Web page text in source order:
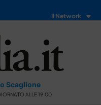
Il Network
Scaglione
ALLE 19:00